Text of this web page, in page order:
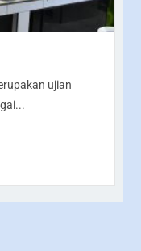
ujian